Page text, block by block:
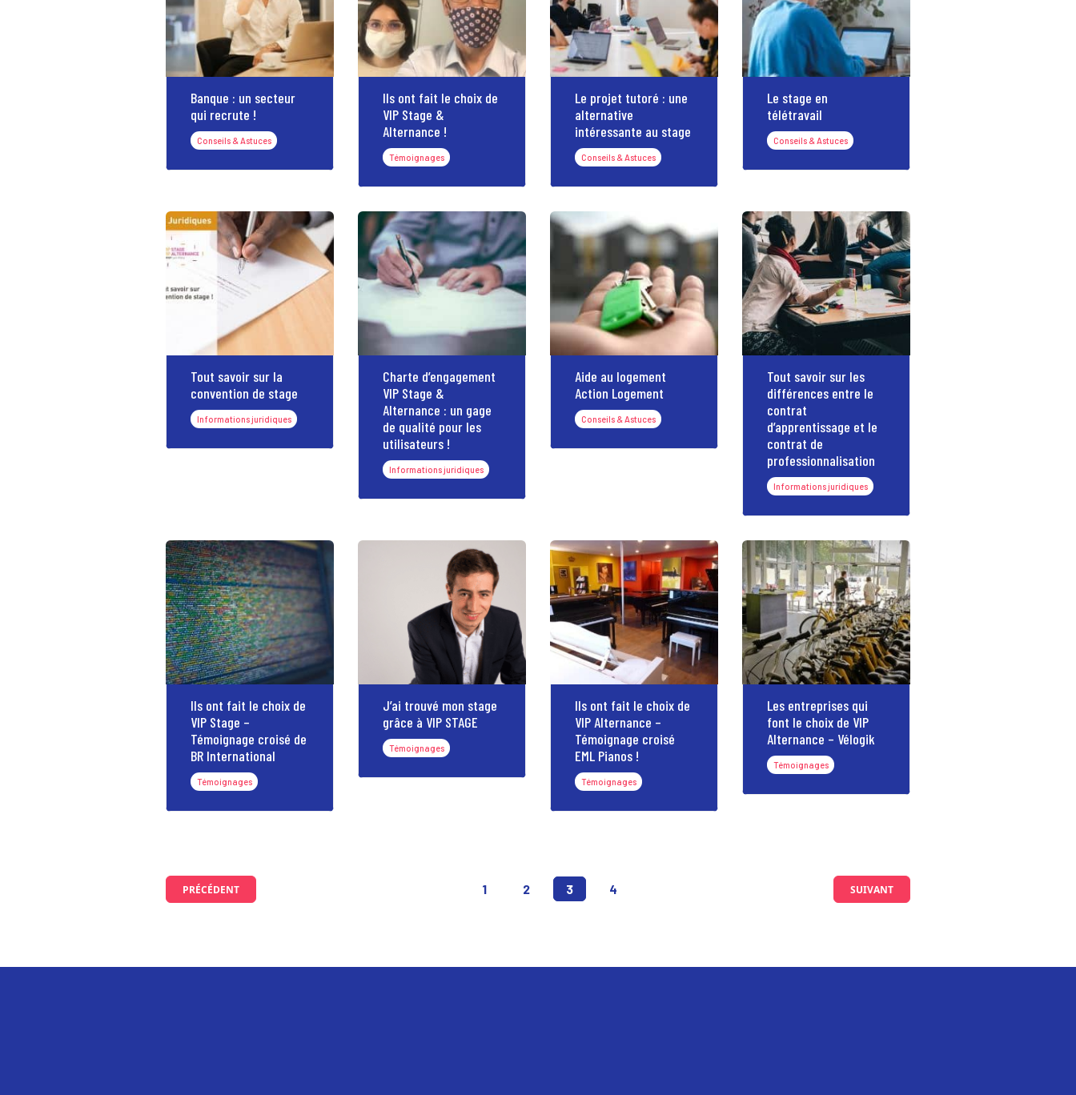
Conseils & Astuces
Banque : un secteur
qui recrute !
Témoignages
Ils ont fait le choix de
VIP Stage &
Alternance !
Conseils & Astuces
Le projet tutoré : une
alternative
intéressante au stage
Conseils & Astuces
Le stage en
télétravail
Informations juridiques
Tout savoir sur la
convention de stage
Informations juridiques
Charte d’engagement
VIP Stage &
Alternance : un gage
de qualité pour les
utilisateurs !
Conseils & Astuces
Aide au logement
Action Logement
Informations juridiques
Tout savoir sur les
différences entre le
contrat
d’apprentissage et le
contrat de
professionnalisation
Témoignages
Ils ont fait le choix de
VIP Stage –
Témoignage croisé de
BR International
Témoignages
J’ai trouvé mon stage
grâce à VIP STAGE
Témoignages
Ils ont fait le choix de
VIP Alternance –
Témoignage croisé
EML Pianos !
Témoignages
Les entreprises qui
font le choix de VIP
Alternance – Vélogik
PRÉCÉDENT 1 2 3(CURRENT)
4 SUIVANT